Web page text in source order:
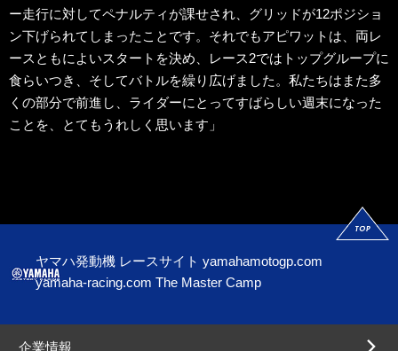
ー走行に対してペナルティが課せされ、グリッドが12ポジショ
ン下げられてしまったことです。それでもアピワットは、両レ
ースともによいスタートを決め、レース2ではトップグループに
食らいつき、そしてバトルを繰り広げました。私たちはまた多
くの部分で前進し、ライダーにとってすばらしい週末になった
ことを、とてもうれしく思います」
ヤマハ発動機 レースサイト yamahamotogp.com
yamaha-racing.com The Master Camp
企業情報